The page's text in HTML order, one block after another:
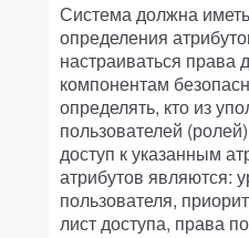
Система должна
определения
настраиваться права
компонентам
определять, кто из
пользователей
доступ к указанным
атрибутов являются:
пользователя,
лист доступа, права